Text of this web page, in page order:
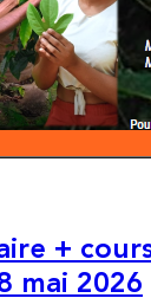
+
mai 2026